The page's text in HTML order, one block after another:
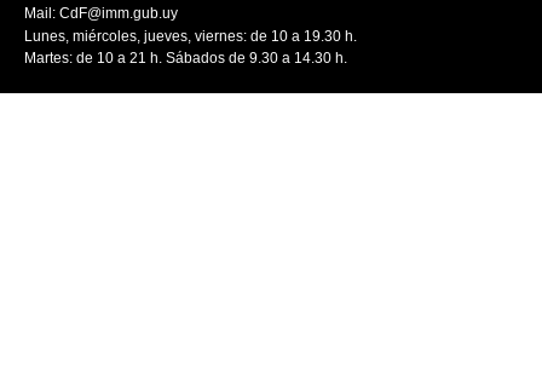
Mail: CdF@imm.gub.uy
Lunes, miércoles, jueves, viernes: de 10 a 19.30 h.
Martes: de 10 a 21 h. Sábados de 9.30 a 14.30 h.